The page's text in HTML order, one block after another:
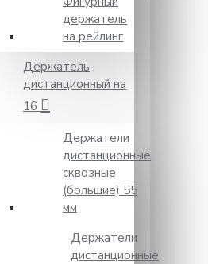
держатель
на рейлинг
Держатель
дистанционный на
16
Держатели
дистанционные
сквозные
(большие) 55
мм
Держатели
дистанционные